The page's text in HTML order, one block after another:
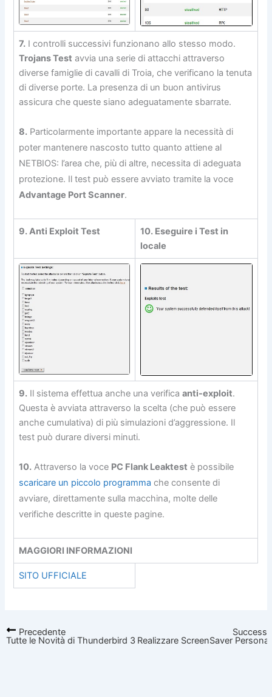
7. I controlli successivi funzionano allo stesso modo.
Trojans Test avvia una serie di attacchi attraverso
diverse famiglie di cavalli di Troia, che verificano la tenuta
di diverse porte. La presenza di un buon antivirus
assicura che queste siano adeguatamente sbarrate.
8. Particolarmente importante appare la necessità di
poter mantenere nascosto tutto quanto attiene al
NETBIOS: l’area che, più di altre, necessita di adeguata
protezione. Il test può essere avviato tramite la voce
Advantage Port Scanner.
9. Anti Exploit Test
10. Eseguire i Test in
locale
9. Il sistema effettua anche una verificaanti-exploit.
Questa è avviata attraverso la scelta (che può essere
anche cumulativa) di più simulazioni d’aggressione. Il
test può durare diversi minuti.
10. Attraverso la voce PC Flank Leaktest è possibile
scaricare un piccolo programma che consente di
avviare, direttamente sulla macchina, molte delle
verifiche descritte in queste pagine.
MAGGIORI INFORMAZIONI
SITO UFFICIALE
Precedente
Tutte le Novità di Thunderbird 3 Realizzare ScreenSaver